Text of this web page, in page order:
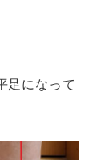
足になって